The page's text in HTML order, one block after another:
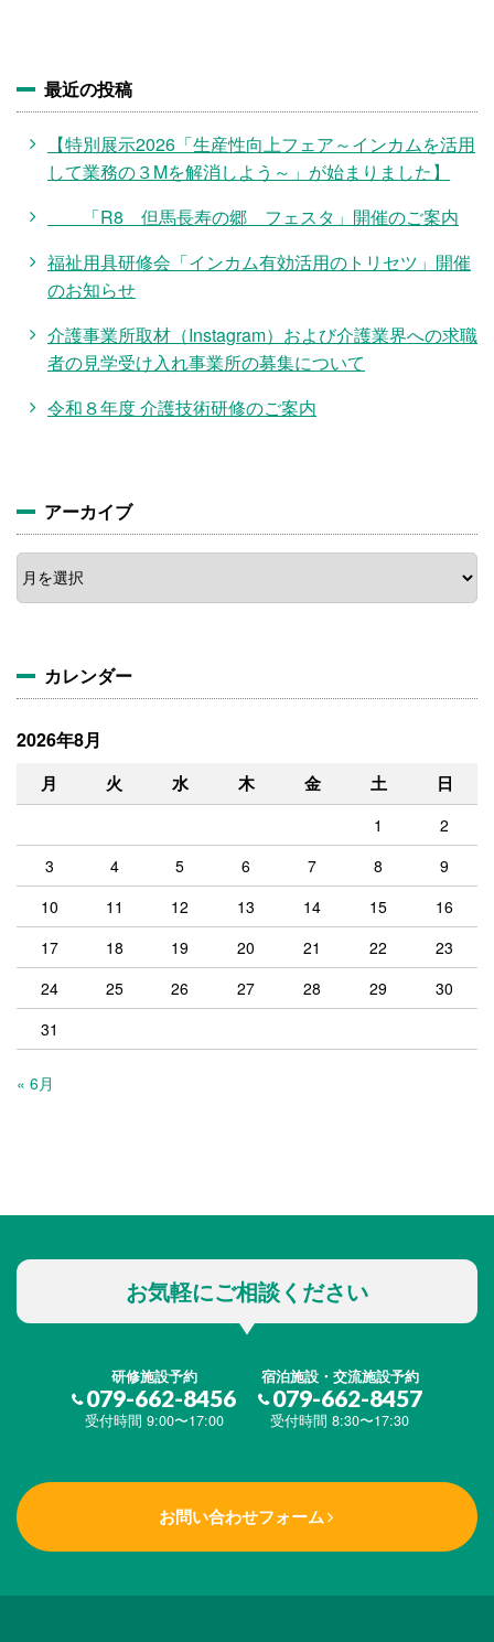
最近の投稿
【特別展示2026「生産性向上フェア～インカムを活用
して業務の３Mを解消しよう～」が始まりました】
「R8 但馬長寿の郷 フェスタ」開催のご案内
福祉用具研修会「インカム有効活用のトリセツ」開催
のお知らせ
介護事業所取材（Instagram）および介護業界への求職
者の見学受け入れ事業所の募集について
令和８年度 介護技術研修のご案内
アーカイブ
ア
ー
カ
カレンダー
2026年8月
月 火 水 木 金 土 日
1
2
3
4 5 6 7 8
9
10
11 12 13 14 15
16
17
18 19 20 21 22
23
24
25 26 27 28 29
30
31
« 6月
お気軽にご相談ください
研修施設予約
079-662-8456
受付時間 9:00〜17:00
宿泊施設・交流施設予約
079-662-8457
受付時間 8:30〜17:30
お問い合わせフォーム